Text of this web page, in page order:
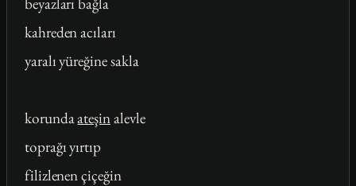
kahreden acıları
yaralı yüreğine sakla
korundaateşinalevle
toprağı yırtıp
filizlenen çiçeğin